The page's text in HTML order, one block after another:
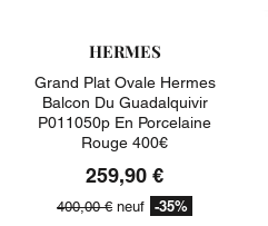
HERMES
Grand Plat Ovale Hermes
Balcon Du Guadalquivir
P011050p En Porcelaine
Rouge 400€
259,90 €
400,00 € neuf -35%